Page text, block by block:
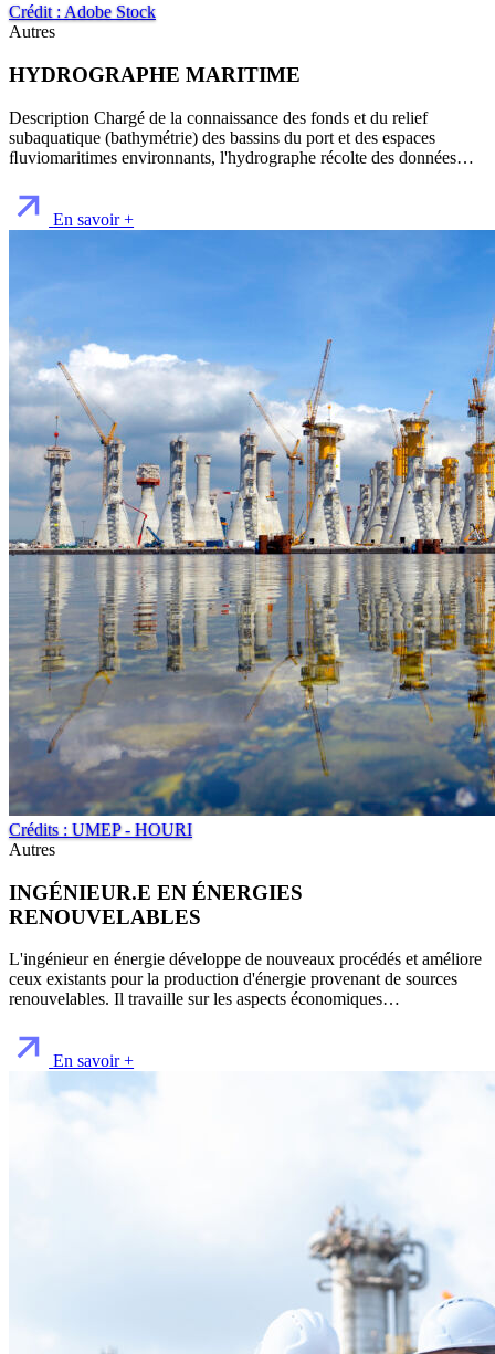
Crédit : Adobe Stock
Autres
HYDROGRAPHE MARITIME
Description Chargé de la connaissance des fonds et du relief
subaquatique (bathymétrie) des bassins du port et des espaces
ﬂuviomaritimes environnants, l'hydrographe récolte des données…
En savoir +
Crédits : UMEP - HOURI
Autres
INGÉNIEUR.E EN ÉNERGIES
RENOUVELABLES
L'ingénieur en énergie développe de nouveaux procédés et améliore
ceux existants pour la production d'énergie provenant de sources
renouvelables. Il travaille sur les aspects économiques…
En savoir +